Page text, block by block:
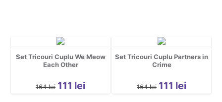
Set Tricouri Cuplu We Meow
Each Other
164 lei 111 lei
Set Tricouri Cuplu Partners in
Crime
164 lei 111 lei